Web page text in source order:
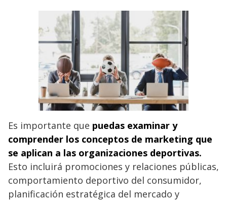
Es importante que puedas examinar y
comprender los conceptos de marketing que
se aplican a las organizaciones deportivas.
Esto incluirá promociones y relaciones públicas,
comportamiento deportivo del consumidor,
planificación estratégica del mercado y